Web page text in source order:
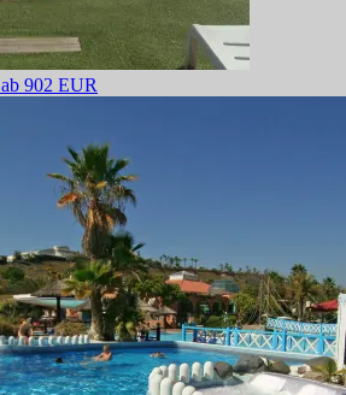
ab 902 EUR